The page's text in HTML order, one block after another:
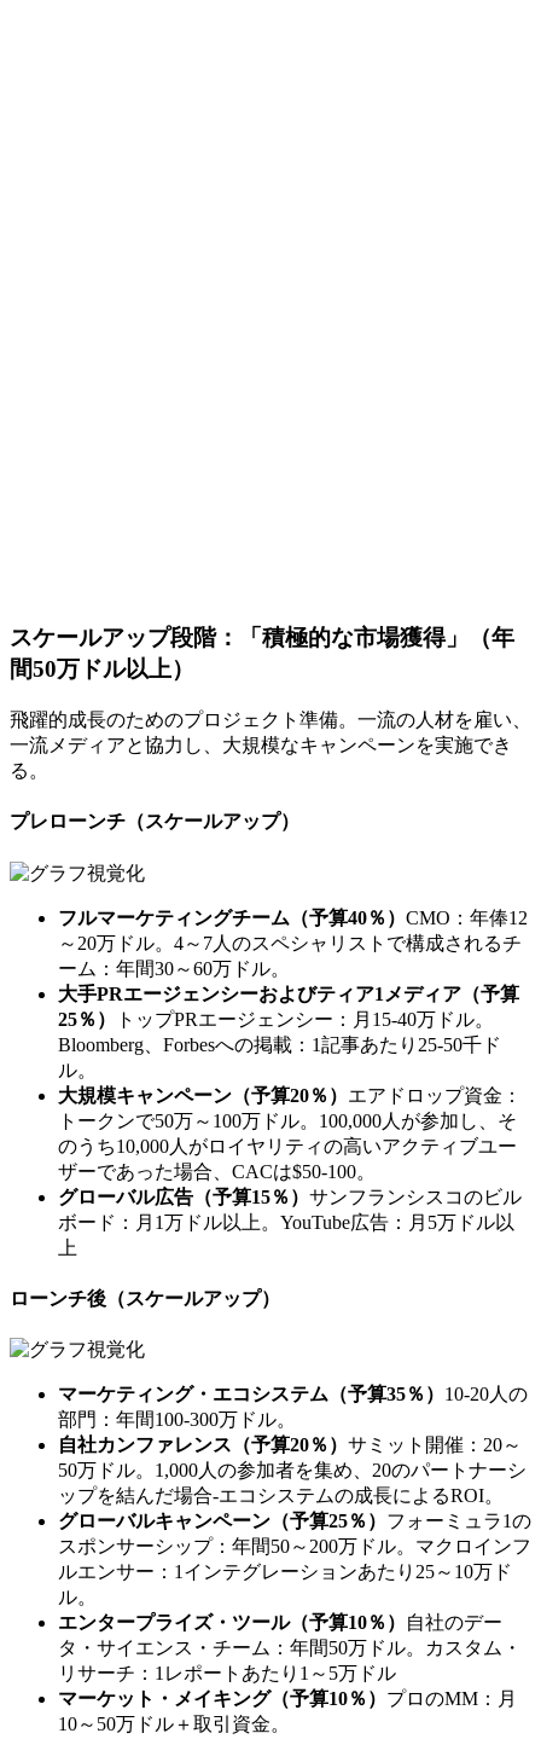
スケールアップ段階：「積極的な市場獲得」（年
間50万ドル以上）
飛躍的成長のためのプロジェクト準備。一流の人材を雇い、
一流メディアと協力し、大規模なキャンペーンを実施でき
る。
プレローンチ（スケールアップ）
フルマーケティングチーム（予算40％） CMO：年俸12
～20万ドル。4～7人のスペシャリストで構成されるチ
ーム：年間30～60万ドル。
大手PRエージェンシーおよびティア1メディア（予算
25％）
トップPRエージェンシー：月15-40万ドル。
Bloomberg、Forbesへの掲載：1記事あたり25-50千ド
ル。
大規模キャンペーン（予算20％） エアドロップ資金：
トークンで50万～100万ドル。100,000人が参加し、そ
のうち10,000人がロイヤリティの高いアクティブユー
ザーであった場合、CACは$50-100。
グローバル広告（予算15％） サンフランシスコのビル
ボード：月1万ドル以上。YouTube広告：月5万ドル以
上
ローンチ後（スケールアップ）
マーケティング・エコシステム（予算35％） 10-20人の
部門：年間100-300万ドル。
自社カンファレンス（予算20％） サミット開催：20～
50万ドル。1,000人の参加者を集め、20のパートナーシ
ップを結んだ場合-エコシステムの成長によるROI。
グローバルキャンペーン（予算25％） フォーミュラ1の
スポンサーシップ：年間50～200万ドル。マクロインフ
ルエンサー：1インテグレーションあたり25～10万ド
ル。
エンタープライズ・ツール（予算10％）
自社のデー
タ・サイエンス・チーム：年間50万ドル。カスタム・
リサーチ：1レポートあたり1～5万ドル
マーケット・メイキング（予算10％） プロのMM：月
10～50万ドル＋取引資金。